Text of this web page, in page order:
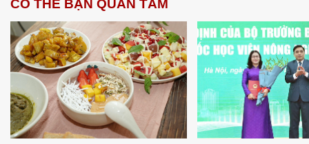
CÓ THỂ BẠN QUAN TÂM